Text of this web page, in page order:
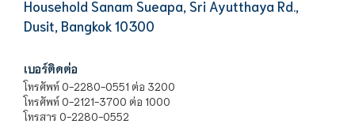
Household Sanam Sueapa, Sri Ayutthaya Rd.,
Dusit, Bangkok 10300
เบอร์ติดต่อ
โทรศัพท์ 0-2280-0551 ต่อ 3200
โทรศัพท์ 0-2121-3700 ต่อ 1000
โทรสาร 0-2280-0552